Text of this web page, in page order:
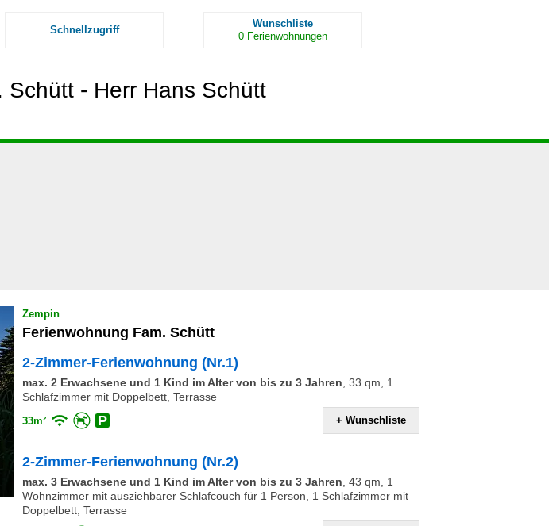
Schnellzugriff
Wunschliste
0 Ferienwohnungen
- Herr Hans Schütt
Zempin
Ferienwohnung Fam. Schütt
2-Zimmer-Ferienwohnung (Nr.1)
max. 2 Erwachsene und 1 Kind im Alter von bis zu 3 Jahren 33 qm, 1
Schlafzimmer mit Doppelbett, Terrasse
33m² + Wunschliste
2-Zimmer-Ferienwohnung (Nr.2)
max. 3 Erwachsene und 1 Kind im Alter von bis zu 3 Jahren 43 qm, 1
Wohnzimmer mit ausziehbarer Schlafcouch für 1 Person, 1 Schlafzimmer mit
Doppelbett, Terrasse